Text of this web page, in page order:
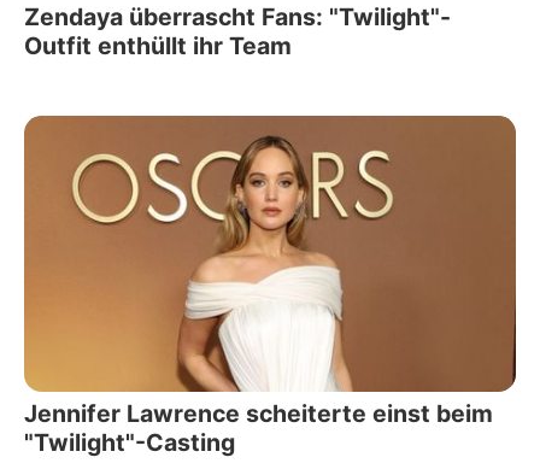
Zendaya überrascht Fans: "Twilight"-
Outfit enthüllt ihr Team
Jennifer Lawrence scheiterte einst beim
"Twilight"-Casting